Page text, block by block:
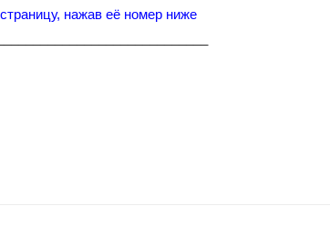
нажав её номер ниже